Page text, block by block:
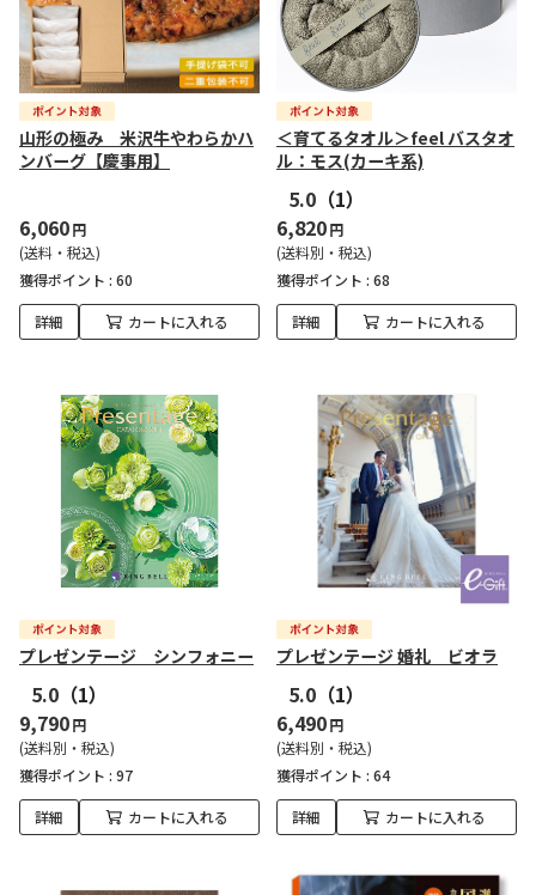
山形の極み 米沢牛やわらかハ
ンバーグ【慶事用】
6,060円
(送料・税込)
獲得ポイント : 60
詳細 カートに入れる
＜育てるタオル＞feel バスタオ
ル：モス(カーキ系)
5.0 （1）
6,820円
(送料別・税込)
獲得ポイント : 68
詳細 カートに入れる
プレゼンテージ シンフォニー
5.0 （1）
9,790円
(送料別・税込)
獲得ポイント : 97
詳細 カートに入れる
プレゼンテージ 婚礼 ビオラ
5.0 （1）
6,490円
(送料別・税込)
獲得ポイント : 64
詳細 カートに入れる